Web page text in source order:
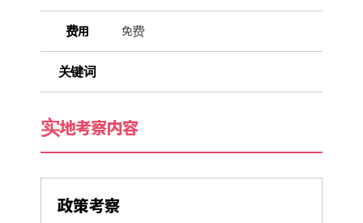
费用 免费
关键词
实地考察内容
政策考察